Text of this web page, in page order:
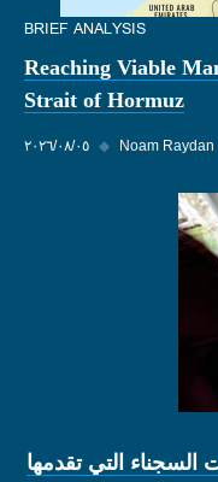
BRIEF ANALYSIS
Reaching Viable
Strait of Hormuz
٠٥‏/٠٨‏/٢٠٢٦ ◆ Noam Raydan
التي تقدمها